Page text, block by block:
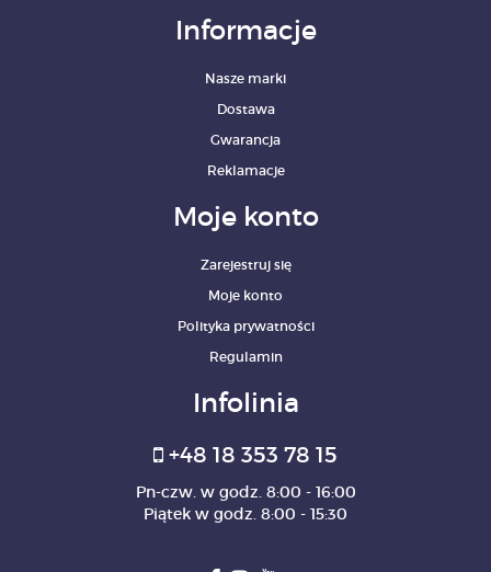
Informacje
Nasze marki
Dostawa
Gwarancja
Reklamacje
Moje konto
Zarejestruj się
Moje konto
Polityka prywatności
Regulamin
Infolinia
+48 18 353 78 15
Pn-czw. w godz. 8:00 - 16:00
Piątek w godz. 8:00 - 15:30